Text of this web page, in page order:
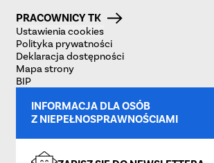
PRACOWNICY TK
Ustawienia cookies
Polityka prywatności
Deklaracja dostępności
Mapa strony
BIP
INFORMACJA DLA OSÓB
Z NIEPEŁNOSPRAWNOŚCIAMI